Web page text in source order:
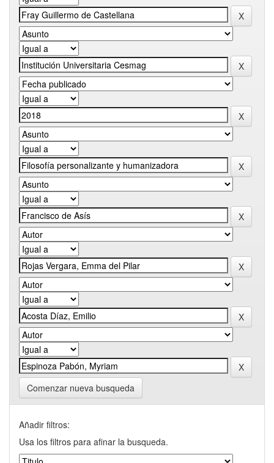
Comenzar nueva busqueda
Añadir filtros:
Usa los filtros para afinar la busqueda.